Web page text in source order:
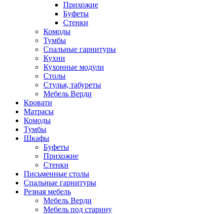
Прихожие
Буфеты
Стенки
Комоды
Тумбы
Спальные гарнитуры
Кухни
Кухонные модули
Столы
Стулья, табуреты
Мебель Верди
Кровати
Матрасы
Комоды
Тумбы
Шкафы
Буфеты
Прихожие
Стенки
Письменные столы
Спальные гарнитуры
Резная мебель
Мебель Верди
Мебель под старину